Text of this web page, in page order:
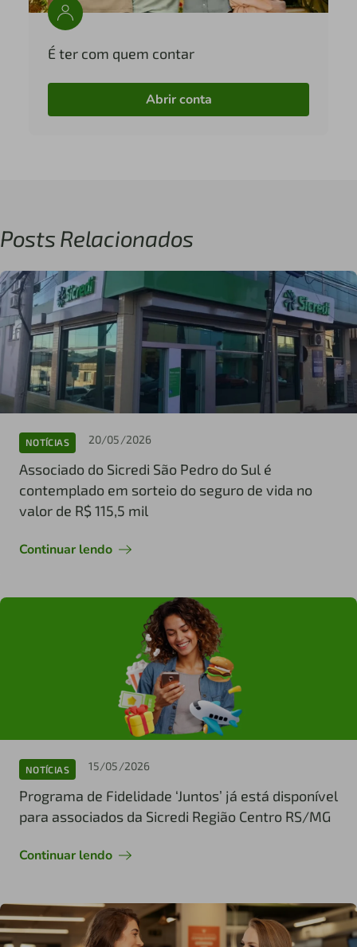
É ter com quem contar
Abrir conta
Posts Relacionados
NOTÍCIAS 20/05/2026
Associado do Sicredi São Pedro do Sul é
contemplado em sorteio do seguro de vida no
valor de R$ 115,5 mil
Continuar lendo
NOTÍCIAS 15/05/2026
Programa de Fidelidade ‘Juntos’ já está disponível
para associados da Sicredi Região Centro RS/MG
Continuar lendo